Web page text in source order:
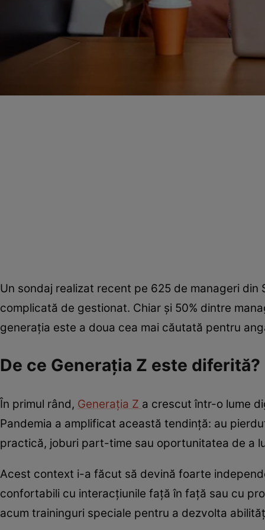
Un sondaj realizat recent pe 625 de manageri
complicată de gestionat. Chiar și 50% dintre
generația este a doua cea mai căutată pentru
De ce Generația Z este diferită?
În primul rând, Generația Z a crescut într-o lume
Pandemia a amplificat această tendință: au
practică, joburi part-time sau oportunitatea de a
Acest context i-a făcut să devină foarte
confortabili cu interacțiunile față în față sau cu
acum traininguri speciale pentru a dezvolta